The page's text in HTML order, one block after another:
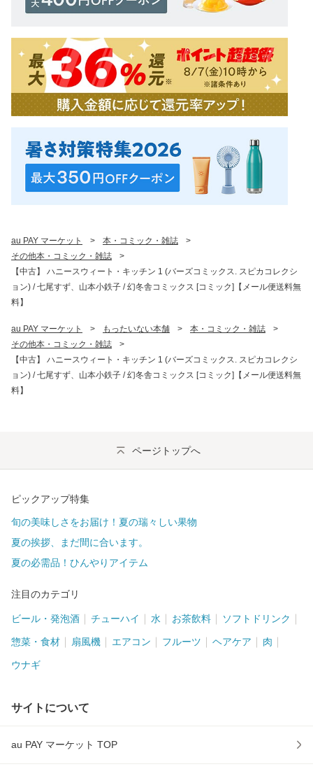
au PAY マーケット > 本・コミック・雑誌
>
その他本・コミック・雑誌
>
【中古】 ハニースウィート・キッチン 1 (バーズコミックス. スピカコレクシ
ョン) / 七尾すず、山本小鉄子 / 幻冬舎コミックス [コミック]【メール便送料無
料】
au PAY マーケット > もったいない本舗 > 本・コミック・雑誌
>
その他本・コミック・雑誌
>
【中古】 ハニースウィート・キッチン 1 (バーズコミックス. スピカコレクシ
ョン) / 七尾すず、山本小鉄子 / 幻冬舎コミックス [コミック]【メール便送料無
料】
ページトップへ
ピックアップ特集
旬の美味しさをお届け！夏の瑞々しい果物
夏の挨拶、まだ間に合います。
夏の必需品！ひんやりアイテム
注目のカテゴリ
ビール・発泡酒 チューハイ 水 お茶飲料 ソフトドリンク
惣菜・食材 扇風機 エアコン フルーツ ヘアケア 肉
ウナギ
サイトについて
au PAY マーケット TOP